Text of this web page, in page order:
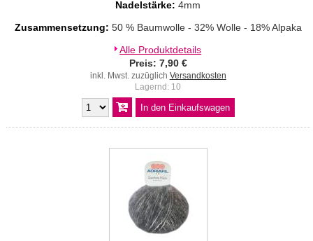
Nadelstärke: 4mm
Zusammensetzung: 50 % Baumwolle - 32% Wolle - 18% Alpaka
Alle Produktdetails
Preis: 7,90 €
inkl. Mwst. zuzüglich Versandkosten
Lagernd: 10